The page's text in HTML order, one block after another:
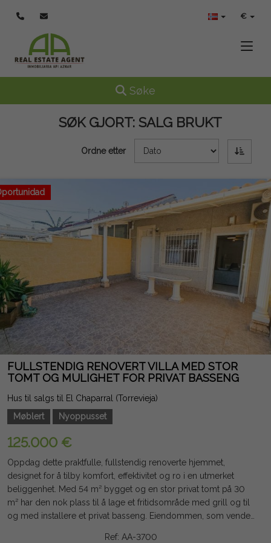
€
Toggle navigation
Søke
SØK GJORT:SALG BRUKT
Ordne etter
FULLSTENDIG RENOVERT VILLA MED STOR
TOMT OG MULIGHET FOR PRIVAT BASSENG
Hus til salgs til El Chaparral (Torrevieja)
Møblert
Nyoppusset
125.000 €
Oppdag dette praktfulle, fullstendig renoverte hjemmet,
designet for å tilby komfort, effektivitet og ro i en utmerket
beliggenhet. Med 54 m² bygget og en stor privat tomt på 30
m² har den nok plass til å lage et fritidsområde med grill og til
og med installere et privat basseng. Eiendommen, som vender
Ref: AA-3700